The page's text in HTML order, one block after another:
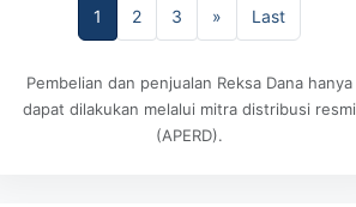
1 2 3 » Last
Pembelian dan penjualan Reksa Dana hanya
dapat dilakukan melalui mitra distribusi resmi
(APERD).